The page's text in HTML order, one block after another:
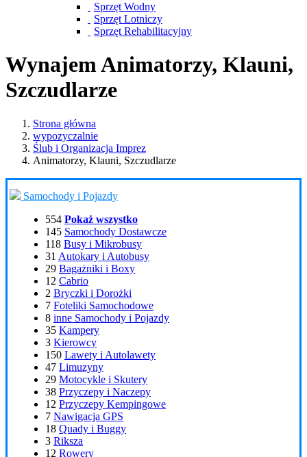
Sprzęt Wodny
Sprzęt Lotniczy
Sprzęt Rehabilitacyjny
Wynajem Animatorzy, Klauni,
Szczudlarze
Strona główna
wypozyczalnie
Ślub i Organizacja Imprez
Animatorzy, Klauni, Szczudlarze
Samochody i Pojazdy
554 Pokaż wszystko
145 Samochody Dostawcze
118 Busy i Mikrobusy
31 Autokary i Autobusy
29 Bagażniki i Boxy
12 Cabrio
2 Bryczki i Dorożki
7 Foteliki Samochodowe
8 inne Samochody i Pojazdy
35 Kampery
3 Kierowcy
150 Lawety i Autolawety
47 Limuzyny
29 Motocykle i Skutery
38 Przyczepy i Naczepy
12 Przyczepy Kempingowe
7 Nawigacja GPS
18 Quady i Buggy
3 Riksza
12 Rowery